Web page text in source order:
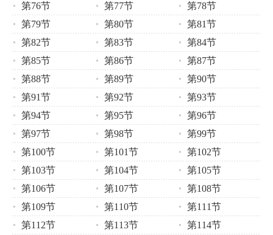
第76节
第77节
第78节
第79节
第80节
第81节
第82节
第83节
第84节
第85节
第86节
第87节
第88节
第89节
第90节
第91节
第92节
第93节
第94节
第95节
第96节
第97节
第98节
第99节
第100节
第101节
第102节
第103节
第104节
第105节
第106节
第107节
第108节
第109节
第110节
第111节
第112节
第113节 第114节